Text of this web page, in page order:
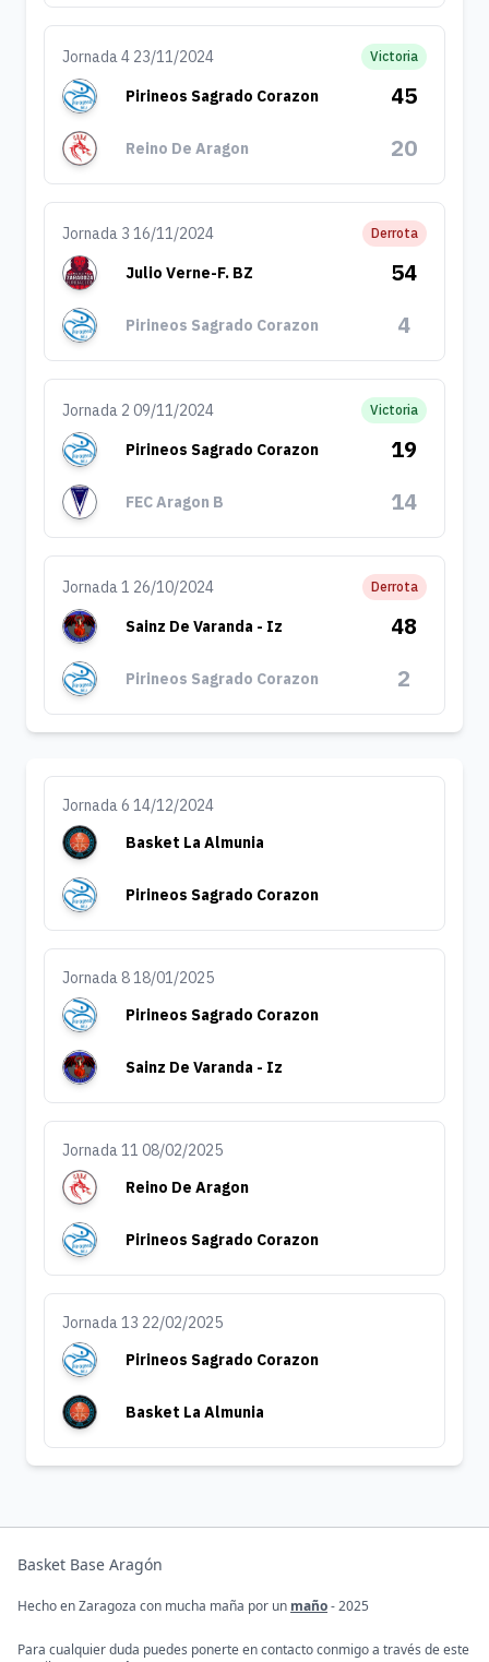
Jornada 4 23/11/2024 Victoria
Pirineos Sagrado Corazon 45
Reino De Aragon 20
Jornada 3 16/11/2024 Derrota
Julio Verne-F. BZ 54
Pirineos Sagrado Corazon 4
Jornada 2 09/11/2024 Victoria
Pirineos Sagrado Corazon 19
FEC Aragon B 14
Jornada 1 26/10/2024 Derrota
Sainz De Varanda - Iz 48
Pirineos Sagrado Corazon 2
Jornada 6 14/12/2024
Basket La Almunia
Pirineos Sagrado Corazon
Jornada 8 18/01/2025
Pirineos Sagrado Corazon
Sainz De Varanda - Iz
Jornada 11 08/02/2025
Reino De Aragon
Pirineos Sagrado Corazon
Jornada 13 22/02/2025
Pirineos Sagrado Corazon
Basket La Almunia
Basket Base Aragón
Hecho en Zaragoza con mucha maña por un maño- 2025
Para cualquier duda puedes ponerte en contacto conmigo a través de este